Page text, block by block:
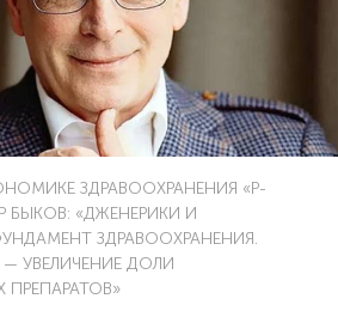
ЗДРАВООХРАНЕНИЯ «Р-
БЫКОВ: «ДЖЕНЕРИКИ И
ЗДРАВООХРАНЕНИЯ.
УВЕЛИЧЕНИЕ ДОЛИ